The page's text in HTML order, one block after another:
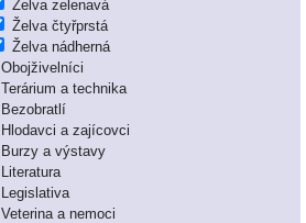
Želva zelenavá
Želva čtyřprstá
Želva nádherná
Obojživelníci
Terárium a technika
Bezobratlí
Hlodavci a zajícovci
Burzy a výstavy
Literatura
Legislativa
Veterina a nemoci